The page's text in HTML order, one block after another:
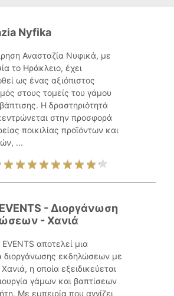
Nyfika
Ανασταζία Νυφικά, με
το Ηράκλειο, έχει
ως ένας αξιόπιστος
στους τομείς του γάμου
Η δραστηριότητά
στην προσφορά
ποικιλίας προϊόντων και
...
- Διοργάνωση
- Χανιά
αποτελεί μια
διοργάνωσης εκδηλώσεων με
η οποία εξειδικεύεται
γάμων και βαπτίσεων
Με εμπειρία που αγγίζει